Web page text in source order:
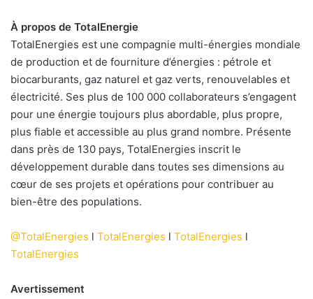
À propos de TotalEnergie
TotalEnergies est une compagnie multi-énergies mondiale
de production et de fourniture d’énergies : pétrole et
biocarburants, gaz naturel et gaz verts, renouvelables et
électricité. Ses plus de 100 000 collaborateurs s’engagent
pour une énergie toujours plus abordable, plus propre,
plus fiable et accessible au plus grand nombre. Présente
dans près de 130 pays, TotalEnergies inscrit le
développement durable dans toutes ses dimensions au
cœur de ses projets et opérations pour contribuer au
bien-être des populations.
@TotalEnergies l TotalEnergies l TotalEnergies l
TotalEnergies
Avertissement